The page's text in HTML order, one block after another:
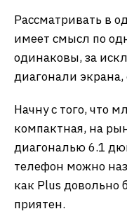
Рассматривать в
имеет смысл по
одинаковы, за
диагонали экрана,
Начну с того, что
компактная, на
диагональю 6.1
телефон можно
как Plus довольно
приятен.